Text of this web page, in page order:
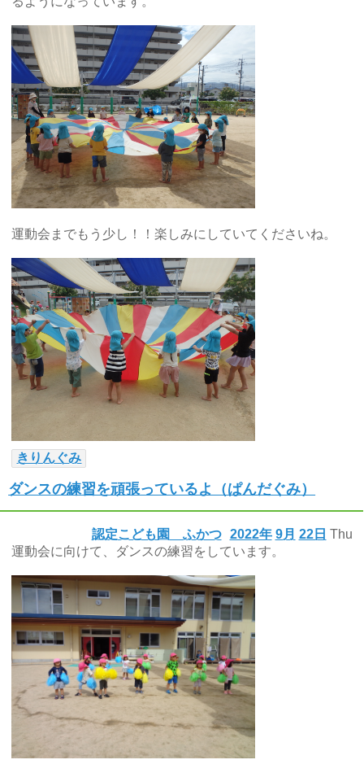
運動会までもう少し！！楽しみにしていてくださいね。
きりんぐみ
ダンスの練習を頑張っているよ（ぱんだぐみ）
2022年 9月 22日 Thu
認定こども園 ふかつ
運動会に向けて、ダンスの練習をしています。